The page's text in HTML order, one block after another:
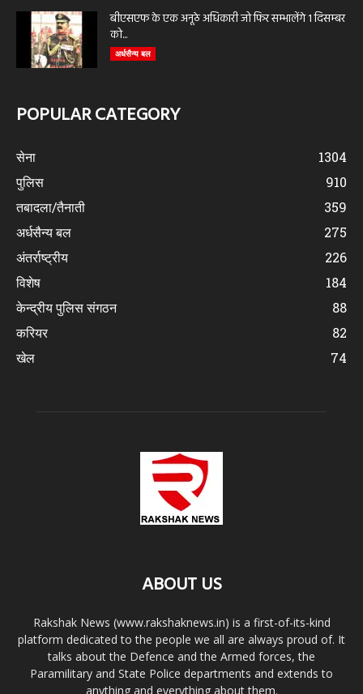
बीएसएफ के एक अनूठे अधिकारी जो फिर सम्भालेंगे 1 दिसम्बर
को...
अर्धसैन्य बल
POPULAR CATEGORY
सेना
1304
पुलिस
910
तबादला/तैनाती
359
अर्धसैन्य बल
275
अंतर्राष्ट्रीय
226
विशेष
184
केन्द्रीय पुलिस संगठन
88
करियर
82
खेल
74
ABOUT US
Rakshak News (www.rakshaknews.in) is a first-of-its-kind
platform dedicated to the people we all are always proud of. It
talks about the Defence and the Armed forces, the
Paramilitary and State Police departments and extends to
anything and everything about them.